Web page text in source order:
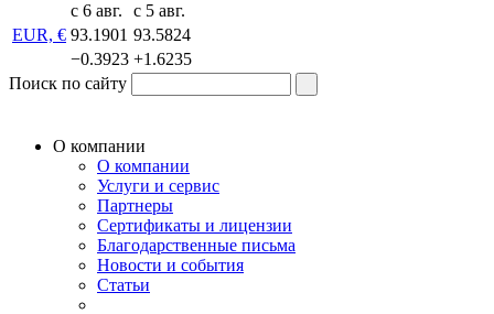
EUR, €
с 6 авг.
с 5 авг.
93.1901 93.5824
−0.3923 +1.6235
Поиск по сайту
О компании
О компании
Услуги и сервис
Партнеры
Сертификаты и лицензии
Благодарственные письма
Новости и события
Статьи